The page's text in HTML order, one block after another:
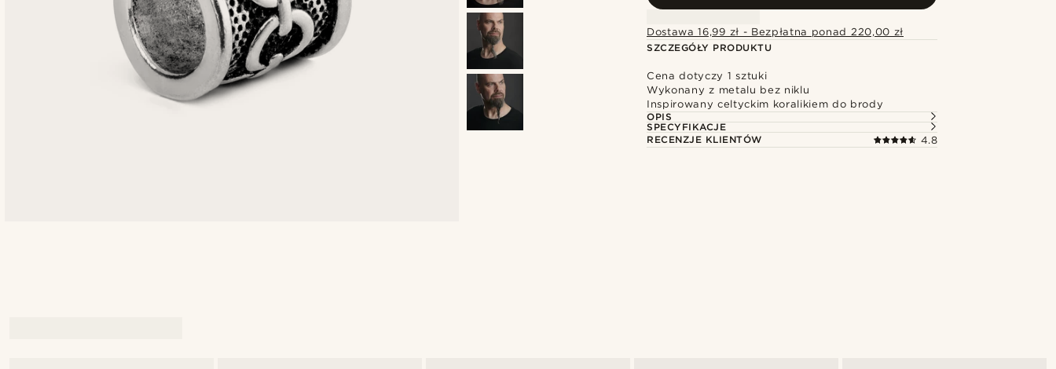
Dostawa 16,99 zł - Bezpłatna ponad 220,00 zł
SZCZEGÓŁY PRODUKTU
Cena dotyczy 1 sztuki
Wykonany z metalu bez niklu
Inspirowany celtyckim koralikiem do brody
OPIS
SPECYFIKACJE
RECENZJE KLIENTÓW
4.8